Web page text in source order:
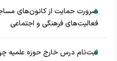
ضرورت حمایت از کانون‌های
فعالیت‌های فرهنگی و اجتماعی
ثبت‌نام درس خارج حوزه علمیه